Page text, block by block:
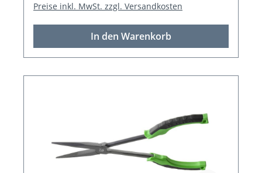
Preise inkl. MwSt. zzgl. Versandkosten
In den Warenkorb